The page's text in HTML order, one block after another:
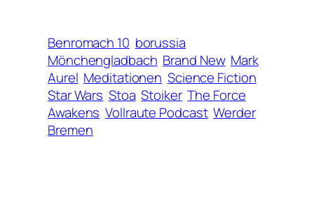
Benromach 10 borussia
Mönchengladbach Brand New Mark
Aurel Meditationen Science Fiction
Star Wars Stoa Stoiker The Force
Awakens Vollraute Podcast Werder
Bremen